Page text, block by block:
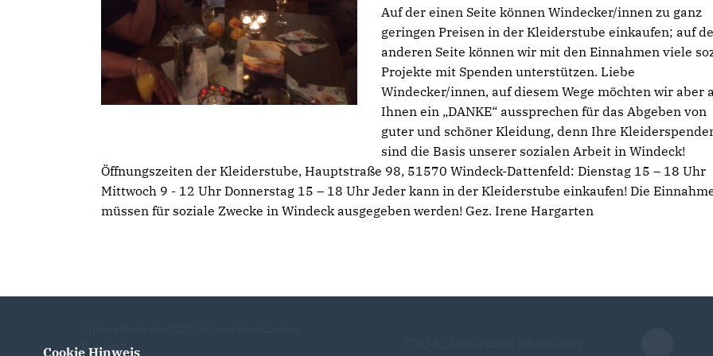
Auf der einen Seite können Windecker/innen zu ganz
geringen Preisen in der Kleiderstube einkaufen; auf
anderen Seite können wir mit den Einnahmen viele
Projekte mit Spenden unterstützen. Liebe
Windecker/innen, auf diesem Wege möchten wir aber
Ihnen ein „DANKE“ aussprechen für das Abgeben von
guter und schöner Kleidung, denn Ihre
sind die Basis unserer sozialen Arbeit in Windeck!
Öffnungszeiten der Kleiderstube, Hauptstraße 98, 51570 Windeck-Dattenfeld: Dienstag 15 – 18 Uhr
Mittwoch 9 - 12 Uhr Donnerstag 15 – 18 Uhr Jeder kann in der Kleiderstube einkaufen! Die
müssen für soziale Zwecke in Windeck ausgegeben werden! Gez. Irene Hargarten
Windeck
Cookie Hinweis